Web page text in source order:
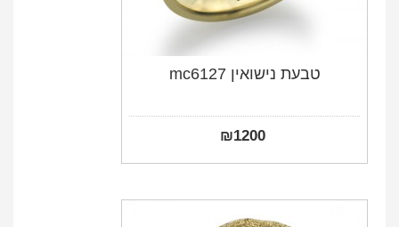
טבעת נישואין mc6127
₪1200